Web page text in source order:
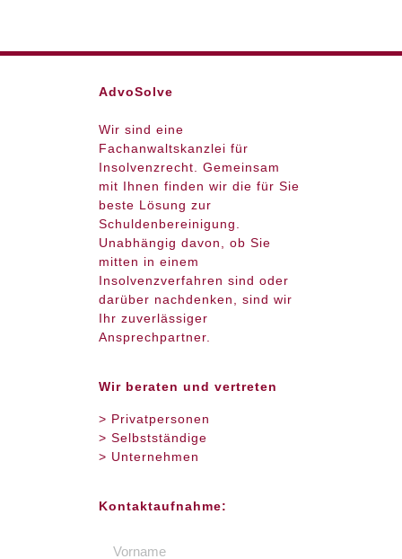
AdvoSolve
Wir sind eine
Fachanwaltskanzlei für
Insolvenzrecht. Gemeinsam
mit Ihnen finden wir die für Sie
beste Lösung zur
Schuldenbereinigung.
Unabhängig davon, ob Sie
mitten in einem
Insolvenzverfahren sind oder
darüber nachdenken, sind wir
Ihr zuverlässiger
Ansprechpartner.
Wir beraten und vertreten
> Privatpersonen
> Selbstständige
> Unternehmen
Kontaktaufnahme: